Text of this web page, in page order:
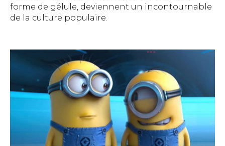
forme de gélule, deviennent un incontournable
de la culture populaire.